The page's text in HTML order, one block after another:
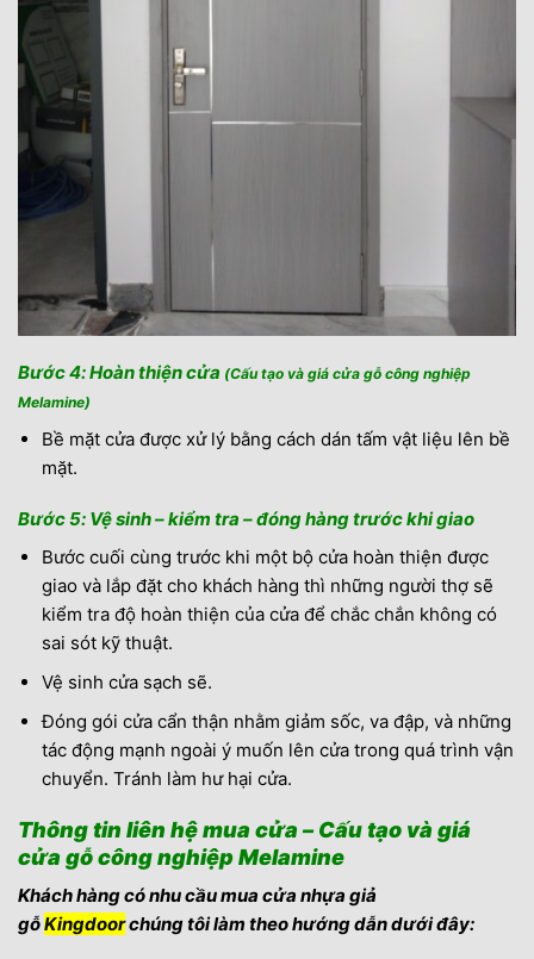
Bước 4: Hoàn thiện cửa (Cấu tạo và giá cửa gỗ công nghiệp
Melamine)
Bề mặt cửa được xử lý bằng cách dán tấm vật liệu lên bề
mặt.
Bước 5: Vệ sinh – kiểm tra – đóng hàng trước khi giao
Bước cuối cùng trước khi một bộ cửa hoàn thiện được
giao và lắp đặt cho khách hàng thì những người thợ sẽ
kiểm tra độ hoàn thiện của cửa để chắc chắn không có
sai sót kỹ thuật.
Vệ sinh cửa sạch sẽ.
Đóng gói cửa cẩn thận nhằm giảm sốc, va đập, và những
tác động mạnh ngoài ý muốn lên cửa trong quá trình vận
chuyển. Tránh làm hư hại cửa.
Thông tin liên hệ mua cửa – Cấu tạo và giá
cửa gỗ công nghiệp Melamine
Khách hàng có nhu cầu mua cửa nhựa giả
gỗKingdoorchúng tôi làm theo hướng dẫn dưới đây: